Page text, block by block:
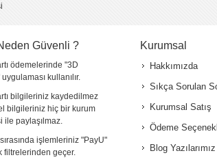
Güvenli ?
ödemelerinde "3D
kullanılır.
bilgileriniz kaydedilmez
bilgileriniz hiç bir kurum
ile paylaşılmaz.
işlemleriniz "PayU"
filtrelerinden geçer.
Kurumsal
Hakkımızda
Sıkça Sorulan
Kurumsal Satış
Ödeme
Blog Yazılarımız